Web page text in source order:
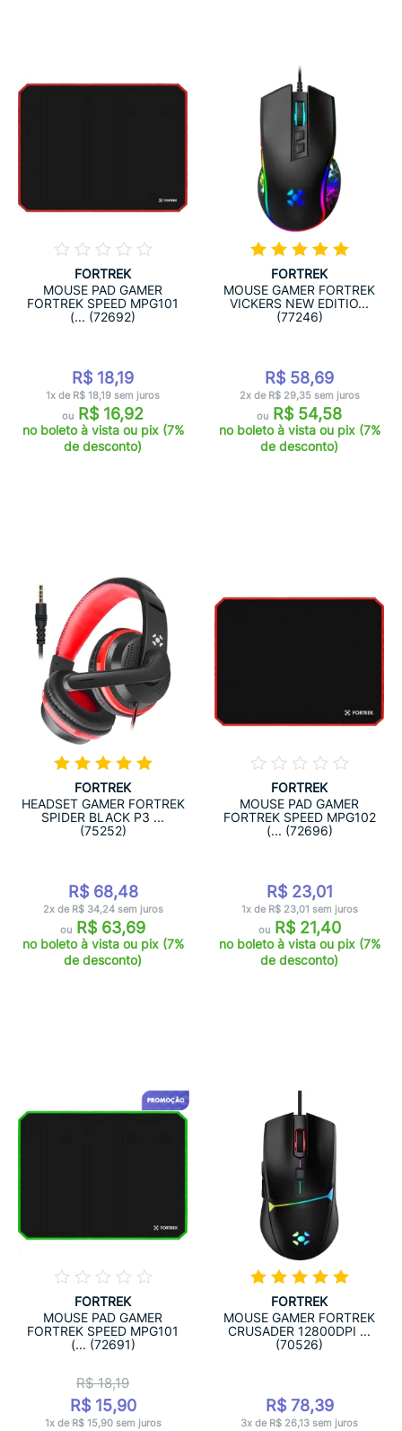
FORTREK
MOUSE PAD GAMER
FORTREK SPEED MPG101
(... (72692)
R$ 18,19
1x de R$ 18,19 sem juros
ou R$ 16,92
no boleto à vista ou pix (7%
de desconto)
FORTREK
MOUSE GAMER FORTREK
VICKERS NEW EDITIO...
(77246)
R$ 58,69
2x de R$ 29,35 sem juros
ou R$ 54,58
no boleto à vista ou pix (7%
de desconto)
FORTREK
HEADSET GAMER FORTREK
SPIDER BLACK P3 ...
(75252)
R$ 68,48
2x de R$ 34,24 sem juros
ou R$ 63,69
no boleto à vista ou pix (7%
de desconto)
FORTREK
MOUSE PAD GAMER
FORTREK SPEED MPG102
(... (72696)
R$ 23,01
1x de R$ 23,01 sem juros
ouR$ 21,40
no boleto à vista ou pix (7%
de desconto)
FORTREK
MOUSE PAD GAMER
FORTREK SPEED MPG101
(... (72691)
R$ 18,19
R$ 15,90
1x de R$ 15,90 sem juros
FORTREK
MOUSE GAMER FORTREK
CRUSADER 12800DPI ...
(70526)
R$ 78,39
3x de R$ 26,13 sem juros